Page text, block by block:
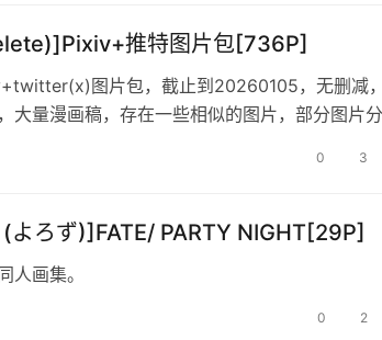
推特图片包[736P]
图片包，截止到20260105，无删减，
大量漫画稿，存在一些相似的图片，部分图片
0 3
よろず)]FATE/ PARTY NIGHT[29P]
人画集。
0 2